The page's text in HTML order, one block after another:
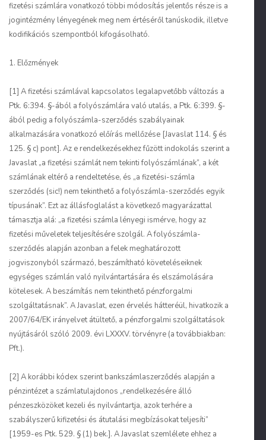
fizetési számlára vonatkozó többi módosítás jelentős része is a
jogintézmény lényegének meg nem értéséről tanúskodik, illetve
kodifikációs szempontból kifogásolható.
1. Előzmények
[1] A fizetési számlával kapcsolatos legalapvetőbb változás a
Ptk. 6:394. §-ából a folyószámlára való utalás, a Ptk. 6:399. §-
ából pedig a folyószámla-szerződés szabályainak
alkalmazására vonatkozó előírás mellőzése [Javaslat 114. § és
125. § c) pont]. Az e rendelkezésekhez fűzött indokolás szerint a
Javaslat „a fizetési számlát nem tekinti folyószámlának”, a két
számlának eltérő a rendeltetése, és „a fizetési-számla
szerződés (sic!) nem tekinthető a folyószámla-szerződés egyik
típusának”. Ezt az állásfoglalást a következő magyarázattal
támasztja alá: „a fizetési számla lényegi ismérve, hogy az
fizetési műveletek teljesítésére szolgál. A folyószámla-
szerződés alapján azonban a felek meghatározott
jogviszonyból származó, beszámítható követeléseiknek
egységes számlán való nyilvántartására és elszámolására
kötelesek. A beszámítás nem tekinthető pénzforgalmi
szolgáltatásnak”. A Javaslat, ezen érvelés hátteréül, hivatkozik a
2007/64/EK irányelvet átültető, a pénzforgalmi szolgáltatások
nyújtásáról szóló 2009. évi LXXXV. törvényre (a továbbiakban:
Pft.).
[2] A korábbi kódex szerint bankszámlaszerződés alapján a
pénzintézet a számlatulajdonos „rendelkezésére álló
pénzeszközöket kezeli és nyilvántartja, azok terhére a
szabályszerű kifizetési és átutalási megbízásokat teljesíti”
[1959-es Ptk. 529. § (1) bek.]. A Javaslat szemlélete ehhez a